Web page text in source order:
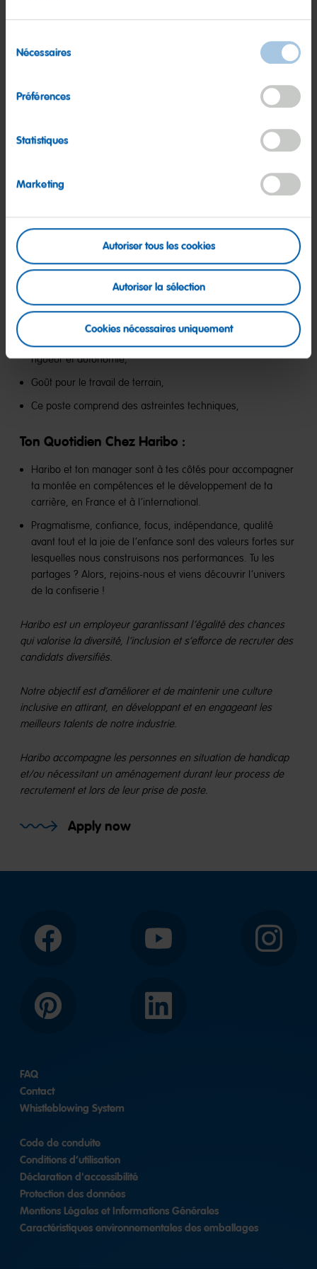
duNécessaires
Préférences
Statistiques
Marketing
Autoriser tous les cookies
Autoriser la sélection
Cookies nécessaires uniquement
en production,
Les ingrédients que tu peux nous apporter :
Minimum 2 ans d'expérience en milieu industriel,
Maîtrise des automates programmables et des logiciels
associés (Siemens : Step 7 Manager, TIA Portal, WinCC),
Connaissances en électricité, pneumatique,
Habilitations électriques BR/BC,
Maîtrise des outils de conception/dessin (Autocad, IGE
Anglais obligatoire (lecture et rédaction de documentation
Capacité d’analyse et de diagnostic rapide, esprit d’équipe,
rigueur et autonomie,
Goût pour le travail de terrain,
Ce poste comprend des astreintes techniques,
Ton Quotidien Chez Haribo :
Haribo et ton manager sont à tes côtés pour accompagner
ta montée en compétences et le développement de ta
carrière, en France et à l’international.
Pragmatisme, confiance, focus, indépendance, qualité
avant tout et la joie de l’enfance sont des valeurs fortes sur
lesquelles nous construisons nos performances. Tu les
partages ? Alors, rejoins-nous et viens découvrir l’univers
de la confiserie !
Haribo est un employeur garantissant l’égalité des chances
qui valorise la diversité, l’inclusion et s’efforce de recruter des
candidats diversifiés.
Notre objectif est d’améliorer et de maintenir une culture
inclusive en attirant, en développant et en engageant les
meilleurs talents de notre industrie.
Haribo accompagne les personnes en situation de handicap
et/ou nécessitant un aménagement durant leur process de
recrutement et lors de leur prise de poste.
Apply now
Facebook YouTube Instagram
Pinterest LinkedIn
FAQ
Contact
Whistleblowing System
Code de conduite
Conditions d’utilisation
Déclaration d'accessibilité
Protection des données
Mentions Légales et Informations Générales
Caractéristiques environnementales des emballages